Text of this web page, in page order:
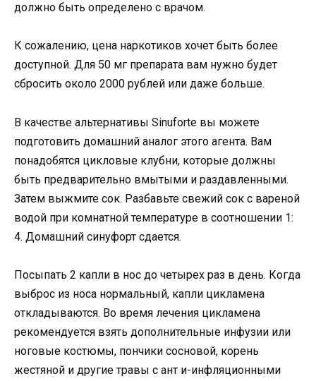
должно быть определено с врачом.
К сожалению, цена наркотиков хочет быть более
доступной. Для 50 мг препарата вам нужно будет
сбросить около 2000 рублей или даже больше.
В качестве альтернативы Sinuforte вы можете
подготовить домашний аналог этого агента. Вам
понадобятся цикловые клубни, которые должны
быть предварительно вмытыми и раздавленными.
Затем выжмите сок. Разбавьте свежий сок с вареной
водой при комнатной температуре в соотношении 1:
4. Домашний синуфорт сдается.
Посыпать 2 капли в нос до четырех раз в день. Когда
выброс из носа нормальный, капли цикламена
откладываются. Во время лечения цикламена
рекомендуется взять дополнительные инфузии или
ноговые костюмы, пончики сосновой, корень
жестяной и другие травы с ант и-инфляционными